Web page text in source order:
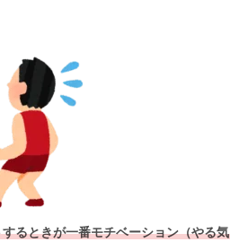
るときが一番モチベーション（やる